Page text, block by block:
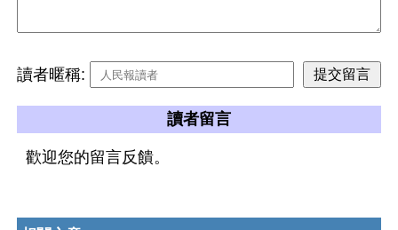
讀者暱稱:
讀者留言
歡迎您的留言反饋。